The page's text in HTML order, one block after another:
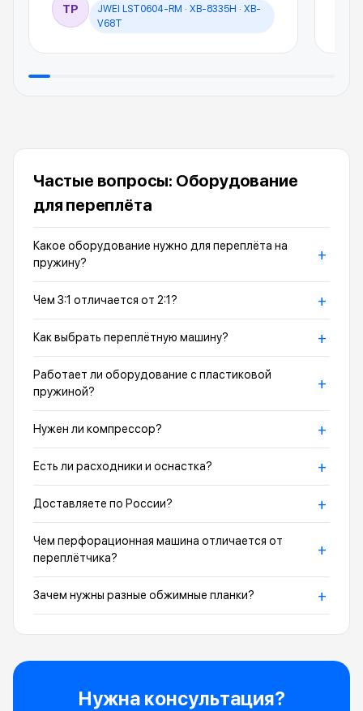
ТР
JWEI LST0604-RM · XB-8335H · XB-
V68T
Частые вопросы: Оборудование
для переплёта
Какое оборудование нужно для переплёта на
пружину?
+
Чем 3:1 отличается от 2:1? +
Как выбрать переплётную машину? +
Работает ли оборудование с пластиковой
пружиной?
+
Нужен ли компрессор? +
Есть ли расходники и оснастка? +
Доставляете по России? +
Чем перфорационная машина отличается от
переплётчика?
+
Зачем нужны разные обжимные планки? +
Нужна консультация?